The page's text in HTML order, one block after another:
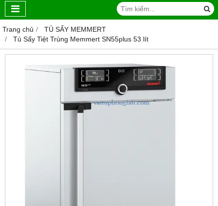
Trang chủ
TỦ SẤY MEMMERT
Tủ Sấy Tiệt Trùng Memmert SN55plus 53 lít